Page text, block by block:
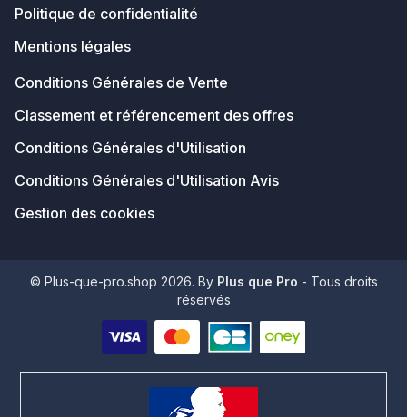
Politique de confidentialité
Mentions légales
Conditions Générales de Vente
Classement et référencement des offres
Conditions Générales d'Utilisation
Conditions Générales d'Utilisation Avis
Gestion des cookies
© Plus-que-pro.shop 2026. By Plus que Pro - Tous droits
réservés